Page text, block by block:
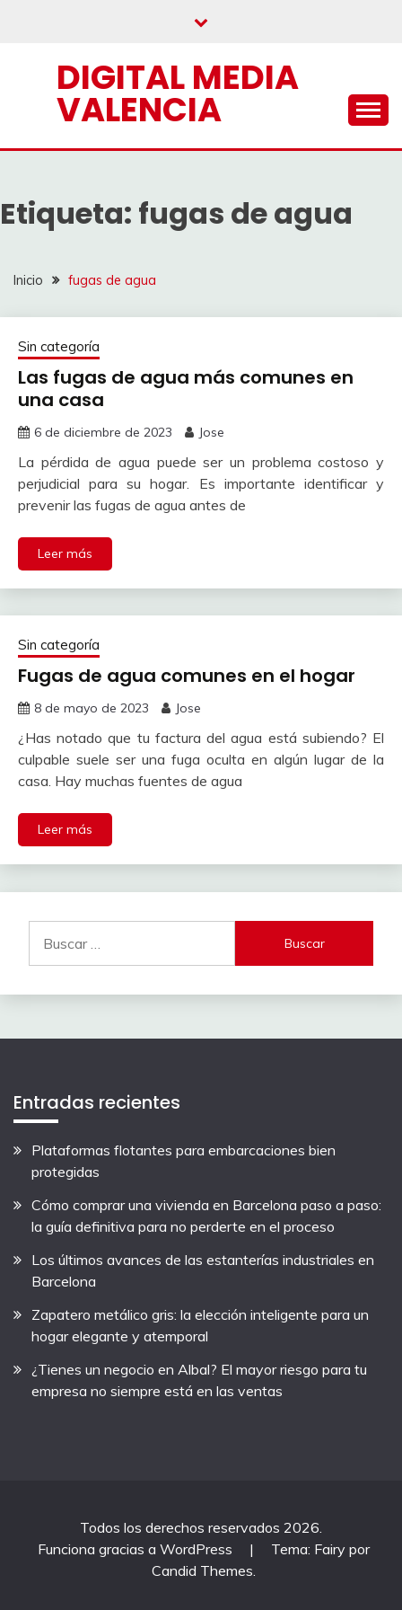
DIGITAL MEDIA
VALENCIA
Etiqueta: fugas de agua
Inicio fugas de agua
Sin categoría
Las fugas de agua más comunes en
una casa
6 de diciembre de 2023 Jose
La pérdida de agua puede ser un problema costoso y
perjudicial para su hogar. Es importante identificar y
prevenir las fugas de agua antes de
Leer más
Sin categoría
Fugas de agua comunes en el hogar
8 de mayo de 2023 Jose
¿Has notado que tu factura del agua está subiendo? El
culpable suele ser una fuga oculta en algún lugar de la
casa. Hay muchas fuentes de agua
Leer más
Entradas recientes
Plataformas flotantes para embarcaciones bien
protegidas
Cómo comprar una vivienda en Barcelona paso a paso:
la guía definitiva para no perderte en el proceso
Los últimos avances de las estanterías industriales en
Barcelona
Zapatero metálico gris: la elección inteligente para un
hogar elegante y atemporal
¿Tienes un negocio en Albal? El mayor riesgo para tu
empresa no siempre está en las ventas
Todos los derechos reservados 2026.
Funciona gracias a WordPress
|
Tema: Fairy por
Candid Themes.